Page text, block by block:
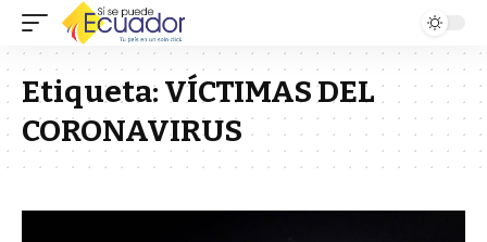
Etiqueta: VÍCTIMAS DEL
CORONAVIRUS